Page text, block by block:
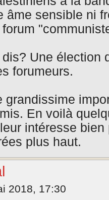
âme sensible ni
Une élection
forumeurs.
grandissime
En voilà
intéresse
plus haut.
2018, 17:30